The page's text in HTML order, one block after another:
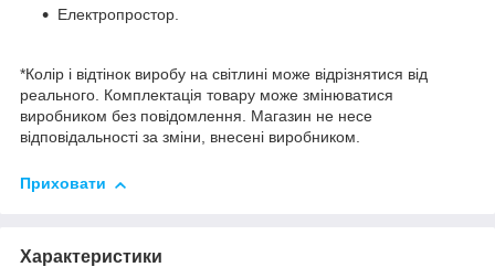
Електропростор.
*Колір і відтінок виробу на світлині може відрізнятися від
реального. Комплектація товару може змінюватися
виробником без повідомлення. Магазин не несе
відповідальності за зміни, внесені виробником.
Приховати
Характеристики